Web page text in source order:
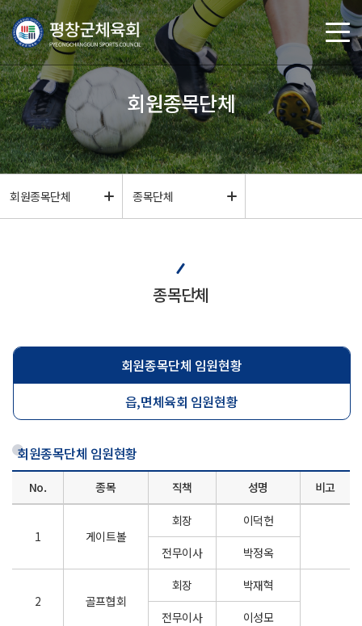
회원종목단체
회원종목단체 종목단체
종목단체
회원종목단체 임원현황
읍,면체육회 임원현황
회원종목단체 임원현황
No. 종목 직책 성명 비고
1 게이트볼
회장
이덕헌
전무이사
박정옥
2 골프협회
회장
박재혁
전무이사
이성모